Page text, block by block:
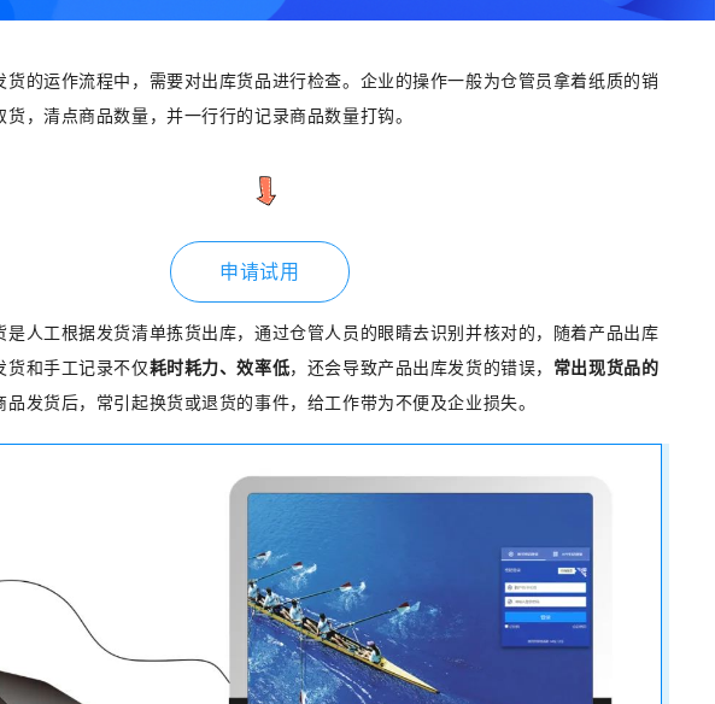
货的运作流程中，需要对出库货品进行检查。企业的操作一般为仓管员拿着纸质的销
，清点商品数量，并一行行的记录商品数量打钩。
申请试用
是人工根据发货清单拣货出库，通过仓管人员的眼睛去识别并核对的，随着产品出库
货和手工记录不仅耗时耗力、效率低，还会导致产品出库发货的错误， 常出现货品的
品发货后，常引起换货或退货的事件，给工作带为不便及企业损失。